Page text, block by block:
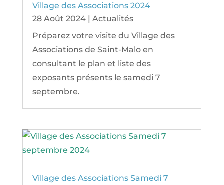
Village des Associations 2024
28 Août 2024| Actualités
Préparez votre visite du Village des
Associations de Saint-Malo en
consultant le plan et liste des
exposants présents le samedi 7
septembre.
Village des Associations Samedi 7